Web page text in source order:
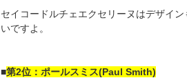
セイコードルチェエクセリーヌはデザイ
いですよ。
■第2位：ポールスミス(Paul Smith)